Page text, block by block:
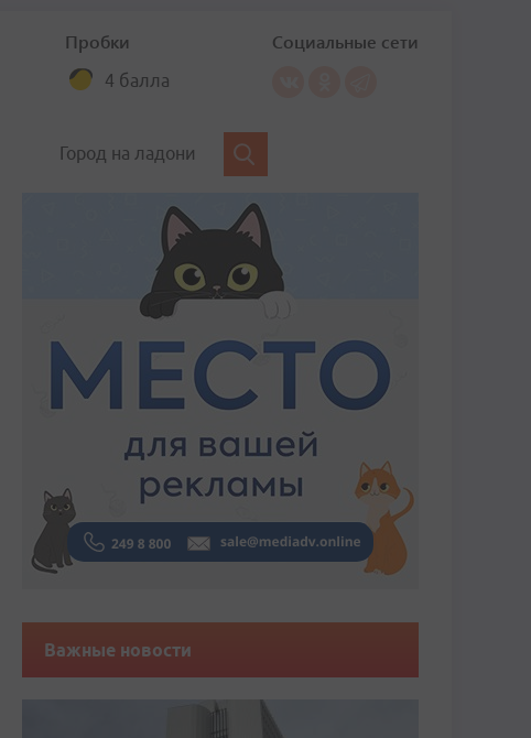
Пробки
4 балла
Социальные сети
Город на ладони
Важные новости